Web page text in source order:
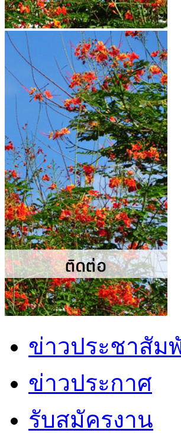
ข่าวประชาสัม
ข่าวประกาศ
รับสมัครงาน